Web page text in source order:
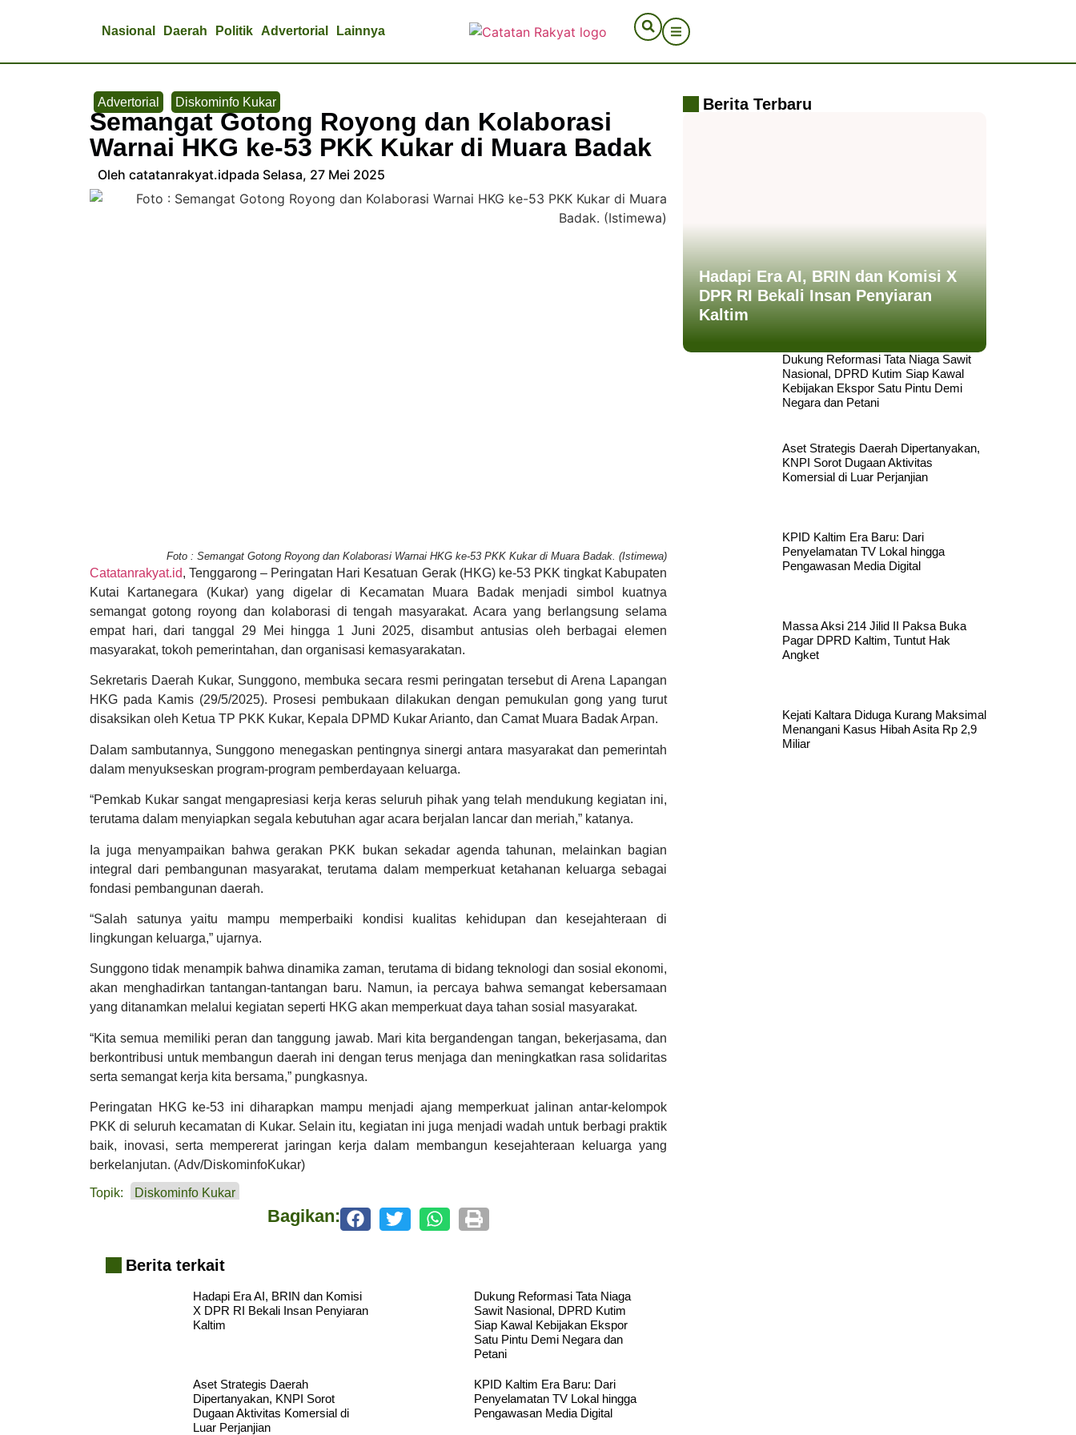
Nasional Daerah Politik Advertorial Lainnya
Advertorial Diskominfo Kukar
Semangat Gotong Royong dan Kolaborasi
Warnai HKG ke-53 PKK Kukar di Muara Badak
Oleh catatanrakyat.idpada Selasa, 27 Mei 2025
Foto : Semangat Gotong Royong dan Kolaborasi Warnai HKG ke-53 PKK Kukar di Muara Badak. (Istimewa)
Catatanrakyat.id, Tenggarong – Peringatan Hari Kesatuan Gerak (HKG) ke-53 PKK tingkat Kabupaten
Kutai Kartanegara (Kukar) yang digelar di Kecamatan Muara Badak menjadi simbol kuatnya
semangat gotong royong dan kolaborasi di tengah masyarakat. Acara yang berlangsung selama
empat hari, dari tanggal 29 Mei hingga 1 Juni 2025, disambut antusias oleh berbagai elemen
masyarakat, tokoh pemerintahan, dan organisasi kemasyarakatan.
Sekretaris Daerah Kukar, Sunggono, membuka secara resmi peringatan tersebut di Arena Lapangan
HKG pada Kamis (29/5/2025). Prosesi pembukaan dilakukan dengan pemukulan gong yang turut
disaksikan oleh Ketua TP PKK Kukar, Kepala DPMD Kukar Arianto, dan Camat Muara Badak Arpan.
Dalam sambutannya, Sunggono menegaskan pentingnya sinergi antara masyarakat dan pemerintah
dalam menyukseskan program-program pemberdayaan keluarga.
“Pemkab Kukar sangat mengapresiasi kerja keras seluruh pihak yang telah mendukung kegiatan ini,
terutama dalam menyiapkan segala kebutuhan agar acara berjalan lancar dan meriah,” katanya.
Ia juga menyampaikan bahwa gerakan PKK bukan sekadar agenda tahunan, melainkan bagian
integral dari pembangunan masyarakat, terutama dalam memperkuat ketahanan keluarga sebagai
fondasi pembangunan daerah.
“Salah satunya yaitu mampu memperbaiki kondisi kualitas kehidupan dan kesejahteraan di
lingkungan keluarga,” ujarnya.
Sunggono tidak menampik bahwa dinamika zaman, terutama di bidang teknologi dan sosial ekonomi,
akan menghadirkan tantangan-tantangan baru. Namun, ia percaya bahwa semangat kebersamaan
yang ditanamkan melalui kegiatan seperti HKG akan memperkuat daya tahan sosial masyarakat.
“Kita semua memiliki peran dan tanggung jawab. Mari kita bergandengan tangan, bekerjasama, dan
berkontribusi untuk membangun daerah ini dengan terus menjaga dan meningkatkan rasa solidaritas
serta semangat kerja kita bersama,” pungkasnya.
Peringatan HKG ke-53 ini diharapkan mampu menjadi ajang memperkuat jalinan antar-kelompok
PKK di seluruh kecamatan di Kukar. Selain itu, kegiatan ini juga menjadi wadah untuk berbagi praktik
baik, inovasi, serta mempererat jaringan kerja dalam membangun kesejahteraan keluarga yang
berkelanjutan. (Adv/DiskominfoKukar)
Topik: Diskominfo Kukar
Bagikan:
Berita terkait
Hadapi Era AI, BRIN dan Komisi
X DPR RI Bekali Insan Penyiaran
Kaltim
Dukung Reformasi Tata Niaga
Sawit Nasional, DPRD Kutim
Siap Kawal Kebijakan Ekspor
Satu Pintu Demi Negara dan
Petani
Aset Strategis Daerah
Dipertanyakan, KNPI Sorot
Dugaan Aktivitas Komersial di
Luar Perjanjian
KPID Kaltim Era Baru: Dari
Penyelamatan TV Lokal hingga
Pengawasan Media Digital
Berita Terbaru
Hadapi Era AI, BRIN dan Komisi X
DPR RI Bekali Insan Penyiaran
Kaltim
Dukung Reformasi Tata Niaga Sawit
Nasional, DPRD Kutim Siap Kawal
Kebijakan Ekspor Satu Pintu Demi
Negara dan Petani
Aset Strategis Daerah Dipertanyakan,
KNPI Sorot Dugaan Aktivitas
Komersial di Luar Perjanjian
KPID Kaltim Era Baru: Dari
Penyelamatan TV Lokal hingga
Pengawasan Media Digital
Massa Aksi 214 Jilid II Paksa Buka
Pagar DPRD Kaltim, Tuntut Hak
Angket
Kejati Kaltara Diduga Kurang Maksimal
Menangani Kasus Hibah Asita Rp 2,9
Miliar